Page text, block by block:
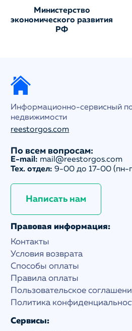
Министерство
экономического развития
РФ
Информационно-сервисный
недвижимости
reestorgos.com
По всем вопросам:
E-mail: mail@reestorgos.com
Тех. отдел: 9-00 до 17-00 (пн-
Написать нам
Правовая информация:
Контакты
Условия возврата
Способы оплаты
Правила оплаты
Пользовательское
Политика
Сервисы: